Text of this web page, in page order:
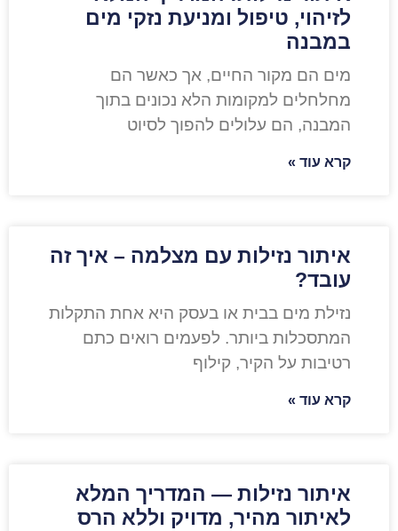
לזיהוי, טיפול ומניעת נזקי מים
במבנה
מים הם מקור החיים, אך כאשר הם
מחלחלים למקומות הלא נכונים בתוך
המבנה, הם עלולים להפוך לסיוט
קרא עוד »
איתור נזילות עם מצלמה – איך זה
עובד?
נזילת מים בבית או בעסק היא אחת התקלות
המתסכלות ביותר. לפעמים רואים כתם
רטיבות על הקיר, קילוף
קרא עוד »
איתור נזילות — המדריך המלא
לאיתור מהיר, מדויק וללא הרס